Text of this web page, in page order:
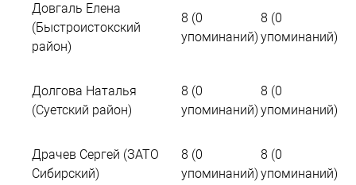
Довгаль Елена
(Быстроистокский
район)
8 (0
упоминаний)
8 (0
упоминаний)
Долгова Наталья
(Суетский район)
8 (0
упоминаний)
8 (0
упоминаний)
Драчев Сергей (ЗАТО
Сибирский)
8 (0
упоминаний)
8 (0
упоминаний)